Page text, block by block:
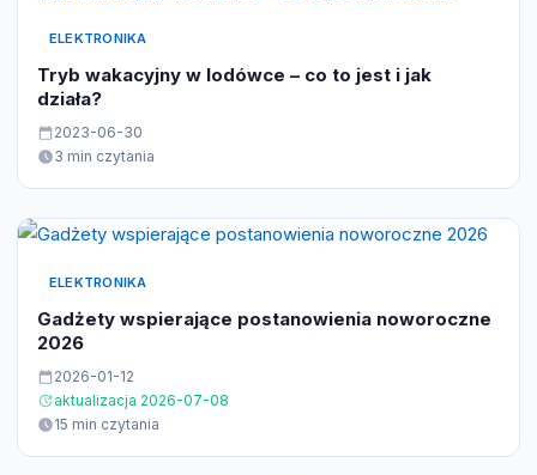
ELEKTRONIKA
Tryb wakacyjny w lodówce – co to jest i jak
działa?
2023-06-30
3 min czytania
ELEKTRONIKA
Gadżety wspierające postanowienia noworoczne
2026
2026-01-12
aktualizacja 2026-07-08
15 min czytania